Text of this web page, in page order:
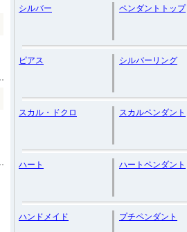
シルバー ペンダントトップ
ピアス シルバーリング
スカル・ドクロ スカルペンダント
ハート ハートペンダント
ハンドメイド プチペンダント